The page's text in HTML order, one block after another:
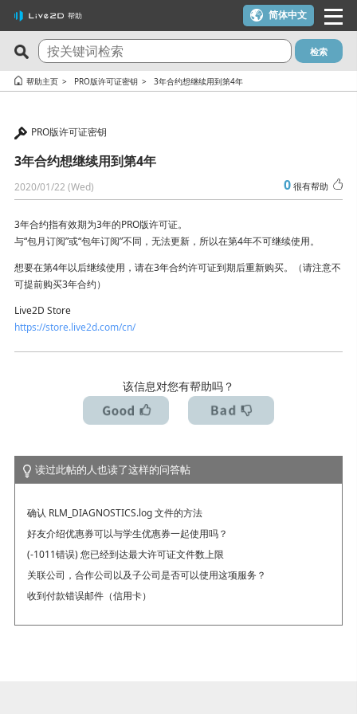
帮助
最新问答
サードパーティ製アプリケーションにおけるCubism Editorお
よびCubism SDKの新機能対応について
关于时间轴的最终帧未被输出
在alpha版的Cubism Editor创建的文件(cmo3, can3, moc3)可以
能够流畅运行Cubism Editor的PC规格是什么？
在使用了AI制作的内容中，是否可以使用Cubism Editor、
Cubism SDK或示例素材呢？
确认 RLM_DIAGNOSTICS.log 文件的方法
关注度最高的10个问答
我想使用优惠券
在macOS 10.15 Catalina或更高版本上安装时出现警告
可用于在YouTube或Twitch上发布作品吗？
我想解约（我想停止订阅）
【-1005错误】许可证激活次数超限／macOS的更新／计划更换
电脑主机
【-103、-105错误】 发生网络通信相关错误时
有校园版许可证吗？（学生优惠制度）
检索
帮助主页 PRO版许可证密钥 3年合约想继续用到第4年
PRO版许可证密钥
3年合约想继续用到第4年
2020/01/22 (Wed) 0 很有帮助
3年合约指有效期为3年的PRO版许可证。
与“包月订阅”或“包年订阅”不同，无法更新，所以在第4年不可继续使用。
想要在第4年以后继续使用，请在3年合约许可证到期后重新购买。（请注意不
可提前购买3年合约）
Live2D Store
https://store.live2d.com/cn/
该信息对您有帮助吗？
读过此帖的人也读了这样的问答帖
确认 RLM_DIAGNOSTICS.log 文件的方法
好友介绍优惠券可以与学生优惠券一起使用吗？
(-1011错误) 您已经到达最大许可证文件数上限
关联公司，合作公司以及子公司是否可以使用这项服务？
收到付款错误邮件（信用卡）
简体中文